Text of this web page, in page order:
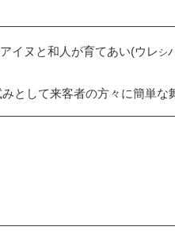
イヌと和人が育てあい(ウレ シ
として来客者の方々に簡単な